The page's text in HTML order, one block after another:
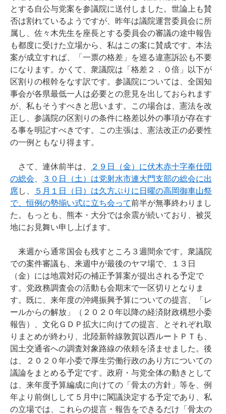
とする自公与党案を参議院に送付しました。世論上も賛
否は割れているようですが、昨年は議院運営委員会に所
属し、佐々木先生を座長とする委員会の審議の途中報告
も都度に受けた立場から、私はこの案に賛成です。本法
案が成立すれば、「一票の格差」を巡る違憲訴訟も不要
になります。かくて、衆議院は「格差２．０倍」以下が
区割りの根幹をなす訳です。参議院については、全国知
事会が各県最低一人は必要との意見を出しておられます
が、私もそうすべきと思います。この場合は、憲法を改
正し、参議院の区割りの条件に格差以外の事項が存在す
る事を明記すべきです。この主張は、憲法改正の必要性
の一例ともなり得ます。
さて、連休前半は、
２９日（金）に伏木赤十字奉仕団
の総会
３０日（土）は党射水市連大門支部の総会に出
席し、
５月１日（日）は久方ぶりに日曜の高岡御車山祭
で、恒例の勢揃い式に立ち会って前半が無事終わりまし
た。もっとも、熊本・大分では余震が続いており、被災
地にお見舞い申し上げます。
来週から通常国会も残すところ３週間余です。衆議院
での案件審議も、来週中が最後のヤマ場で、１３日
（金）には地震対応の補正予算案が提出される予定で
す。党政務調査会の活動も会期末で一区切りとなりま
す。既に、来年度の沖縄振興予算についての提言、「レ
ールからの解放」（２０２０年以降の経済財政構想小委
報告）、文化ＧＤＰ拡大に向けての提言、とそれぞれ取
りまとめが終わり、北陸新幹線敦賀以西ルートＰＴも、
国土交通省への調査対象路線の依頼を済ませました。後
は、２０２０年小委で厚生労働行政のあり方についての
議論をまとめる予定です。政府・与党全体の動きとして
は、来年度予算編成に向けての「骨太の方針」等を、例
年より前倒しして５月中に閣議決定する予定であり、私
の立場では、これらの提言・報告をできるだけ「骨太の